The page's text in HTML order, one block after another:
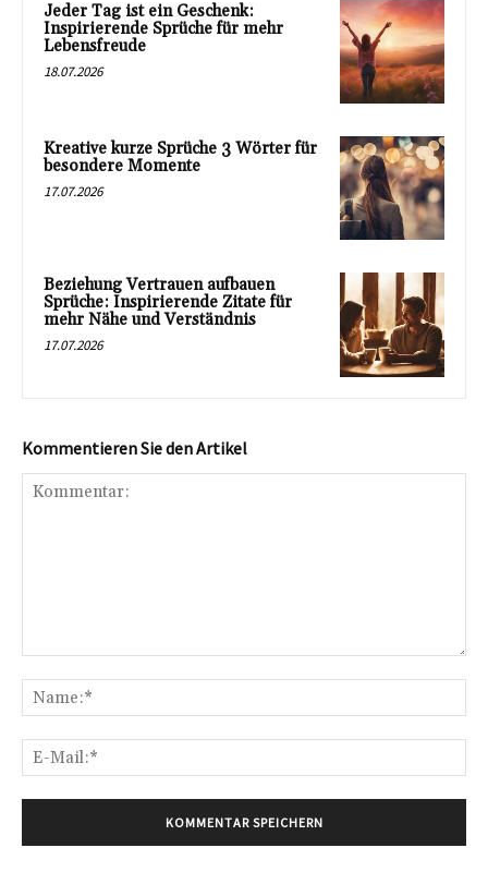
Jeder Tag ist ein Geschenk:
Inspirierende Sprüche für mehr
Lebensfreude
18.07.2026
Kreative kurze Sprüche 3 Wörter für
besondere Momente
17.07.2026
Beziehung Vertrauen aufbauen
Sprüche: Inspirierende Zitate für
mehr Nähe und Verständnis
17.07.2026
Kommentieren Sie den Artikel